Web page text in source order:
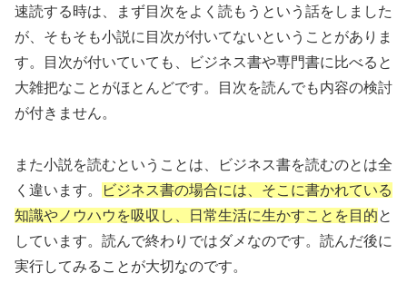
速読する時は、まず目次をよく読もうという話をしました
が、そもそも小説に目次が付いてないということがありま
す。目次が付いていても、ビジネス書や専門書に比べると
大雑把なことがほとんどです。目次を読んでも内容の検討
が付きません。
また小説を読むということは、ビジネス書を読むのとは全
く違います。
ビジネス書の場合には、そこに書かれている
知識やノウハウを吸収し、日常生活に生かすことを目的と
しています。読んで終わりではダメなのです。読んだ後に
実行してみることが大切なのです。